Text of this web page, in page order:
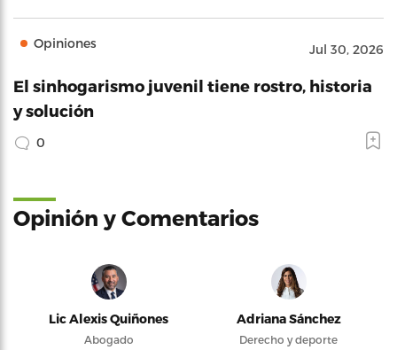
Opiniones Jul 30, 2026
El sinhogarismo juvenil tiene rostro, historia
y solución
0
Opinión y Comentarios
Lic Alexis Quiñones
Abogado
Adriana Sánchez
Derecho y deporte